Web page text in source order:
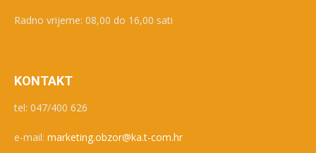
Radno vrijeme: 08,00 do 16,00 sati
KONTAKT
tel: 047/400 626
e-mail: marketing.obzor@ka.t-com.hr